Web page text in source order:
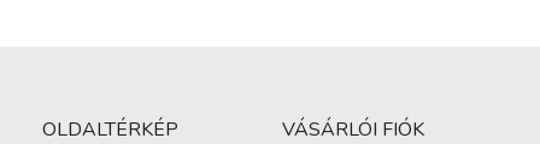
OLDALTÉRKÉP VÁSÁRLÓI FIÓK